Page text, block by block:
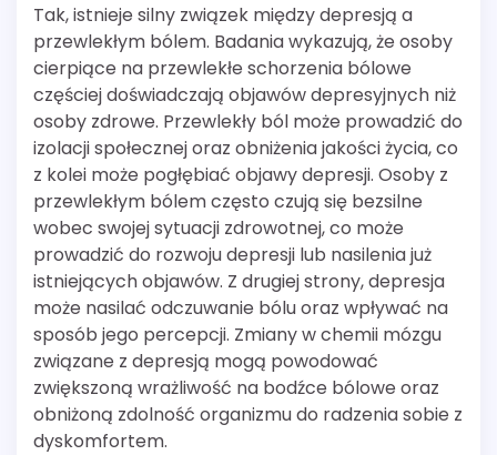
Tak, istnieje silny związek między depresją a
przewlekłym bólem. Badania wykazują, że osoby
cierpiące na przewlekłe schorzenia bólowe
częściej doświadczają objawów depresyjnych niż
osoby zdrowe. Przewlekły ból może prowadzić do
izolacji społecznej oraz obniżenia jakości życia, co
z kolei może pogłębiać objawy depresji. Osoby z
przewlekłym bólem często czują się bezsilne
wobec swojej sytuacji zdrowotnej, co może
prowadzić do rozwoju depresji lub nasilenia już
istniejących objawów. Z drugiej strony, depresja
może nasilać odczuwanie bólu oraz wpływać na
sposób jego percepcji. Zmiany w chemii mózgu
związane z depresją mogą powodować
zwiększoną wrażliwość na bodźce bólowe oraz
obniżoną zdolność organizmu do radzenia sobie z
dyskomfortem.